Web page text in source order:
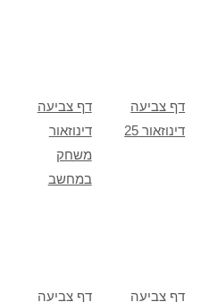
דף צביעה
דינוזאור
משחק
במחשב
דף צביעה
דינוזאור 25
דף צביעה דף צביעה